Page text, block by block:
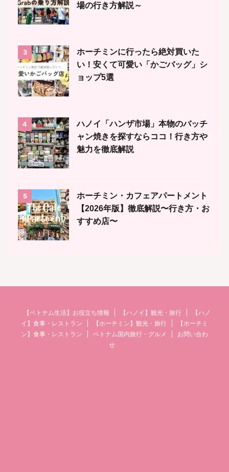
場の行き方解説～
3
ホーチミンに行ったら絶対買いた
い！安くて可愛い「かごバッグ」シ
ョップ5選
4
ハノイ「ハンザ市場」本物のバッチ
ャン焼きを探すならココ！行き方や
魅力を徹底解説
5
ホーチミン・カフェアパートメント
【2026年版】徹底解説〜行き方・お
すすめ店〜
【ベトナム生活】お役立ち情報 【ハノイ】観光・旅行
【ハノ
イ】食事・レストラン
【ホーチミン】観光・旅行
【ホーチミ
ン】食事・レストラン
ベトナム国内旅行・グルメ
お問い合わ
せ